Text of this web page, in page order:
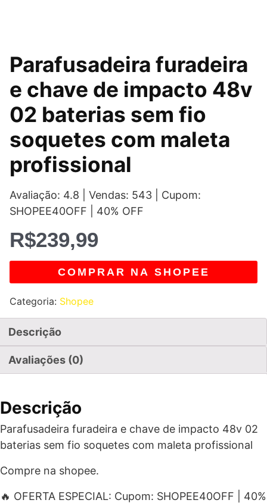
Parafusadeira furadeira
e chave de impacto 48v
02 baterias sem fio
soquetes com maleta
profissional
Avaliação: 4.8 | Vendas: 543 | Cupom:
SHOPEE40OFF | 40% OFF
R$239,99
COMPRAR NA SHOPEE
Categoria: Shopee
Descrição
Avaliações (0)
Descrição
Parafusadeira furadeira e chave de impacto 48v 02
baterias sem fio soquetes com maleta profissional
Compre na shopee.
🔥 OFERTA ESPECIAL: Cupom: SHOPEE40OFF | 40%